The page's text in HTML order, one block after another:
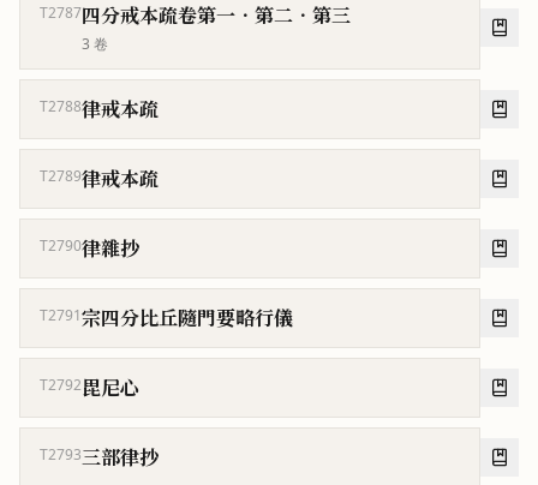
T2787四分戒本疏卷第一．第二．第三
3 卷
T2788律戒本疏
T2789律戒本疏
T2790律雜抄
T2791宗四分比丘隨門要略行儀
T2792毘尼心
T2793三部律抄